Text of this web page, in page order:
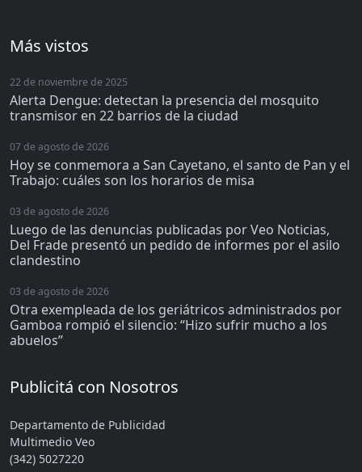
Más vistos
22 de noviembre de 2025
Alerta Dengue: detectan la presencia del mosquito
transmisor en 22 barrios de la ciudad
07 de agosto de 2026
Hoy se conmemora a San Cayetano, el santo de Pan y el
Trabajo: cuáles son los horarios de misa
03 de agosto de 2026
Luego de las denuncias publicadas por Veo Noticias,
Del Frade presentó un pedido de informes por el asilo
clandestino
03 de agosto de 2026
Otra exempleada de los geriátricos administrados por
Gamboa rompió el silencio: “Hizo sufrir mucho a los
abuelos”
Publicitá con Nosotros
Departamento de Publicidad
Multimedio Veo
(342) 5027220